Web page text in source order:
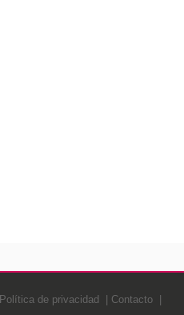
Política de privacidad Contacto